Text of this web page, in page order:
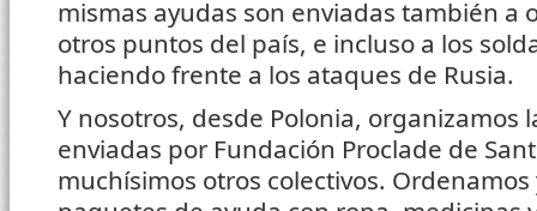
mismas ayudas son enviadas también a
otros puntos del país, e incluso a los
haciendo frente a los ataques de Rusia.
Y nosotros, desde Polonia, organizamos
enviadas por Fundación Proclade de
muchísimos otros colectivos.